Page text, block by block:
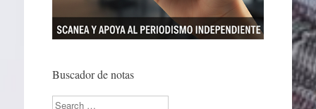
Buscador de notas
Search